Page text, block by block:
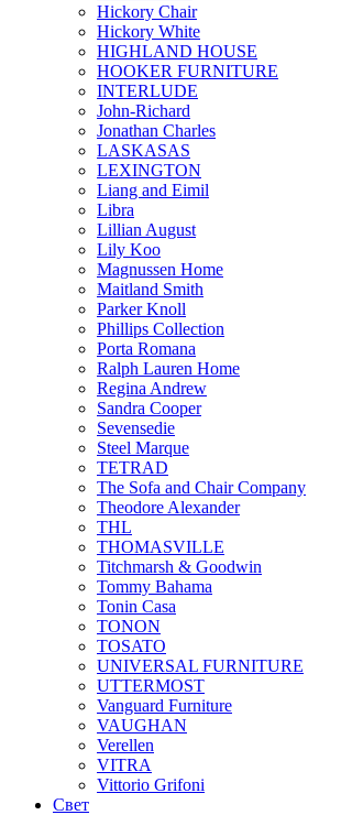
Hickory Chair
Hickory White
HIGHLAND HOUSE
HOOKER FURNITURE
INTERLUDE
John-Richard
Jonathan Charles
LASKASAS
LEXINGTON
Liang and Eimil
Libra
Lillian August
Lily Koo
Magnussen Home
Maitland Smith
Parker Knoll
Phillips Collection
Porta Romana
Ralph Lauren Home
Regina Andrew
Sandra Cooper
Sevensedie
Steel Marque
TETRAD
The Sofa and Chair Company
Theodore Alexander
THL
THOMASVILLE
Titchmarsh & Goodwin
Tommy Bahama
Tonin Casa
TONON
TOSATO
UNIVERSAL FURNITURE
UTTERMOST
Vanguard Furniture
VAUGHAN
Verellen
VITRA
Vittorio Grifoni
Свет